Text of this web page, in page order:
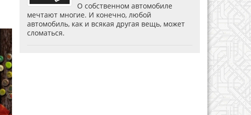
О собственном автомобиле
мечтают многие. И конечно, любой
автомобиль, как и всякая другая вещь, может
сломаться.